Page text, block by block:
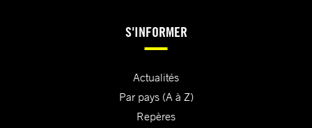
S'INFORMER
Actualités
Par pays (A à Z)
Repères